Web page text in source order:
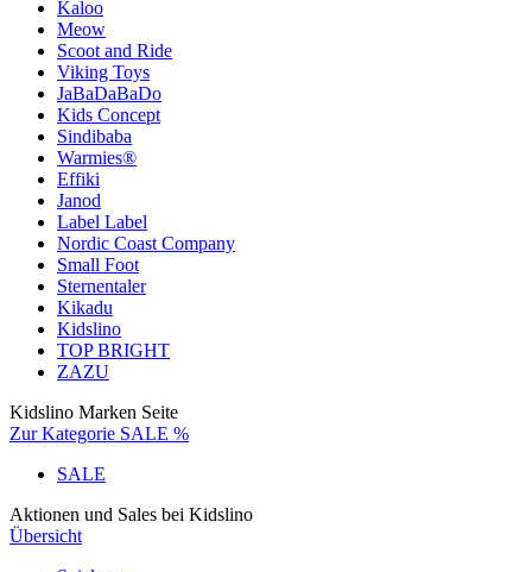
Kaloo
Meow
Scoot and Ride
Viking Toys
JaBaDaBaDo
Kids Concept
Sindibaba
Warmies®
Effiki
Janod
Label Label
Nordic Coast Company
Small Foot
Sternentaler
Kikadu
Kidslino
TOP BRIGHT
ZAZU
Kidslino Marken Seite
Zur Kategorie SALE %
SALE
Aktionen und Sales bei Kidslino
Übersicht